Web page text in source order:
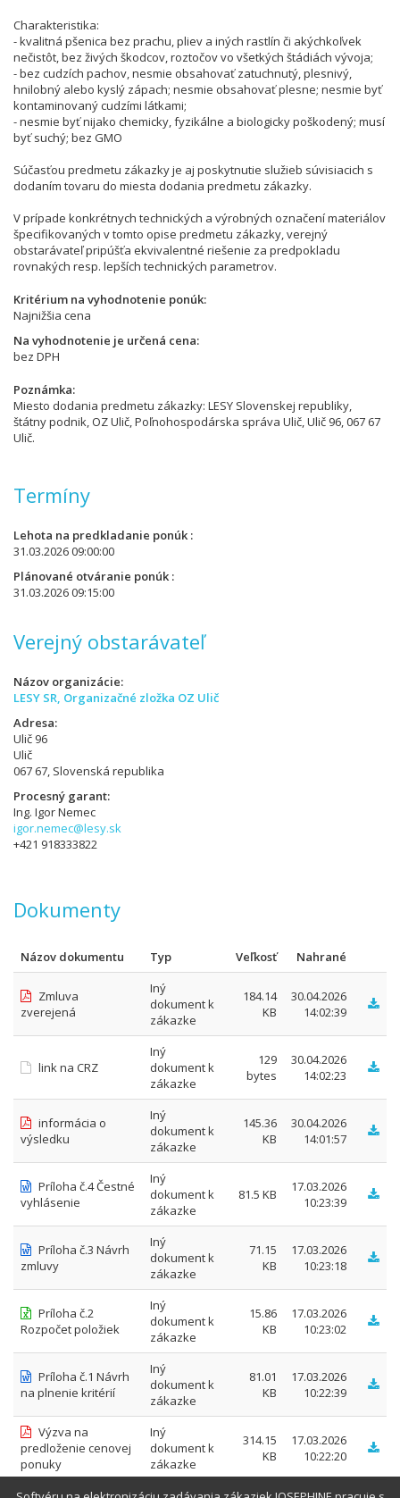
Charakteristika:
- kvalitná pšenica bez prachu, pliev a iných rastlín či akýchkoľvek
nečistôt, bez živých škodcov, roztočov vo všetkých štádiách vývoja;
- bez cudzích pachov, nesmie obsahovať zatuchnutý, plesnivý,
hnilobný alebo kyslý zápach; nesmie obsahovať plesne; nesmie byť
kontaminovaný cudzími látkami;
- nesmie byť nijako chemicky, fyzikálne a biologicky poškodený; musí
byť suchý; bez GMO
Súčasťou predmetu zákazky je aj poskytnutie služieb súvisiacich s
dodaním tovaru do miesta dodania predmetu zákazky.
V prípade konkrétnych technických a výrobných označení materiálov
špecifikovaných v tomto opise predmetu zákazky, verejný
obstarávateľ pripúšťa ekvivalentné riešenie za predpokladu
rovnakých resp. lepších technických parametrov.
Kritérium na vyhodnotenie ponúk
Najnižšia cena
Na vyhodnotenie je určená cena
bez DPH
Poznámka
Miesto dodania predmetu zákazky: LESY Slovenskej republiky,
štátny podnik, OZ Ulič, Poľnohospodárska správa Ulič, Ulič 96, 067 67
Ulič.
Termíny
Lehota na predkladanie ponúk
31.03.2026 09:00:00
Plánované otváranie ponúk
31.03.2026 09:15:00
Verejný obstarávateľ
Názov organizácie
LESY SR, Organizačné zložka OZ Ulič
Adresa
Ulič 96
Ulič
067 67, Slovenská republika
Procesný garant
Ing. Igor Nemec
igor.nemec@lesy.sk
+421 918333822
Dokumenty
Názov dokumentu Typ Veľkosť Nahrané
Zmluva
zverejená
Iný
dokument k
zákazke
184.14
KB
30.04.2026
14:02:39
link na CRZ
Iný
dokument k
zákazke
129
bytes
30.04.2026
14:02:23
informácia o
výsledku
Iný
dokument k
zákazke
145.36
KB
30.04.2026
14:01:57
Príloha č.4 Čestné
vyhlásenie
Iný
dokument k
zákazke
81.5 KB
17.03.2026
10:23:39
Príloha č.3 Návrh
zmluvy
Iný
dokument k
zákazke
71.15
KB
17.03.2026
10:23:18
Príloha č.2
Rozpočet položiek
Iný
dokument k
zákazke
15.86
KB
17.03.2026
10:23:02
Príloha č.1 Návrh
na plnenie kritérií
Iný
dokument k
zákazke
81.01
KB
17.03.2026
10:22:39
Výzva na
predloženie cenovej
ponuky
Iný
dokument k
zákazke
314.15
KB
17.03.2026
10:22:20